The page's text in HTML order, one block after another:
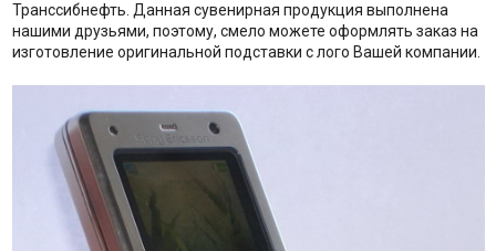
Транссибнефть. Данная сувенирная продукция выполнена
нашими друзьями, поэтому, смело можете оформлять заказ на
изготовление оригинальной подставки с лого Вашей компании.